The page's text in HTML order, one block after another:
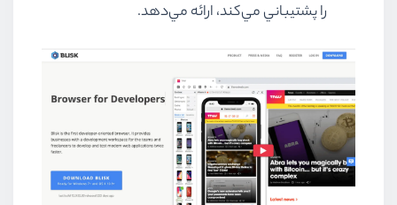
را پشتيباني مي‌كند، ارائه مي‌دهد.